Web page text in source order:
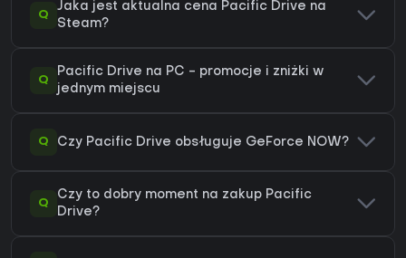
Q
Jaka jest aktualna cena Pacific Drive na
Steam?
Q
Pacific Drive na PC - promocje i zniżki w
jednym miejscu
Q Czy Pacific Drive obsługuje GeForce NOW?
Q
Czy to dobry moment na zakup Pacific
Drive?